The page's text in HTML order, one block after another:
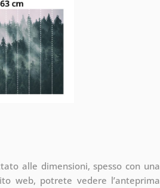
alle dimensioni, spesso con una
web, potrete vedere l’anteprima